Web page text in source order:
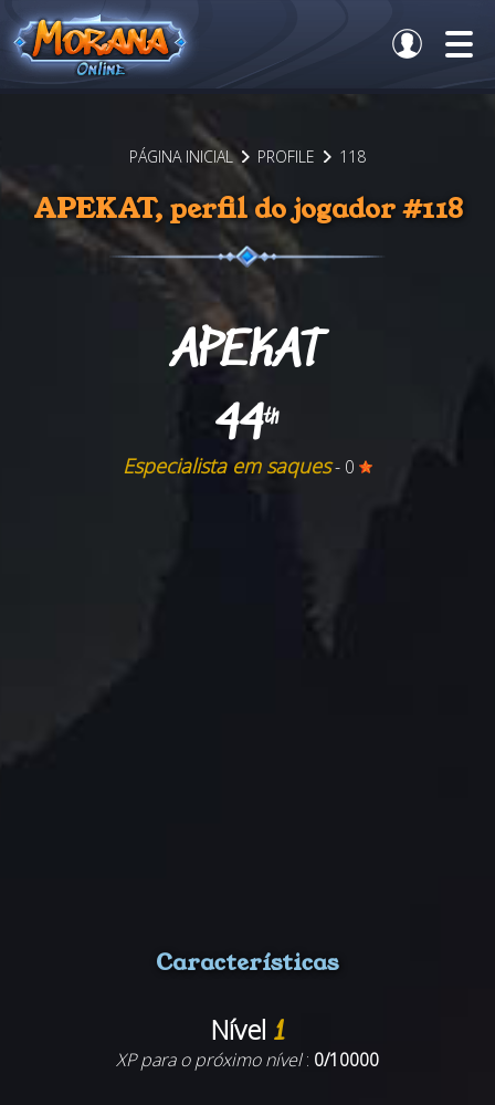
PÁGINA INICIAL PROFILE 118
APEKAT, perfil do jogador #118
APEKAT
44th
Especialista em saques- 0
Características
Nível 1
XP para o próximo nível: 0/10000